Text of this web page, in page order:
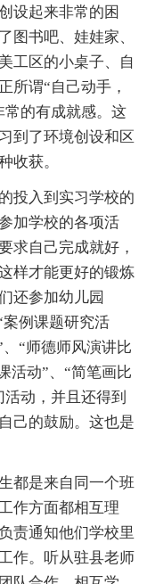
设起来非常的困
图书吧、娃娃家、
工区的小桌子、自
所谓“自己动手，
常的有成就感。这
到了环境创设和区
收获。
投入到实习学校的
加学校的各项活
求自己完成就好，
样才能更好的锻炼
还参加幼儿园
案例课题研究活
“师德师风演讲比
活动”、“简笔画比
动，并且还得到
己的鼓励。这也是
都是来自同一个班
作方面都相互理
责通知他们学校里
作。听从驻县老师